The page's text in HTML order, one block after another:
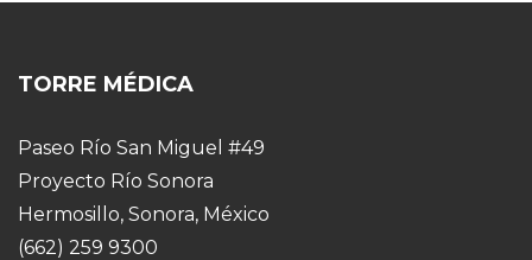
TORRE MÉDICA
Paseo Río San Miguel #49
Proyecto Río Sonora
Hermosillo, Sonora, México
(662) 259 9300